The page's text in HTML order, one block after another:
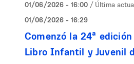
01/06/2026 - 16:00 / Última
01/06/2026 - 16:29
Comenzó la 24ª
Libro Infantil y Juvenil